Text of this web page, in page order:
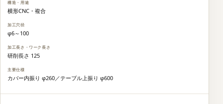
横形CNC・複合
φ6～100
研削長さ 125
カバー内振り φ260／テーブル上振り φ600